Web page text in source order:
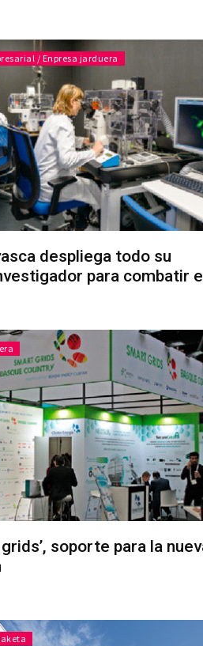
/ Enpresa jarduera
despliega todo su
para combatir
soporte para la